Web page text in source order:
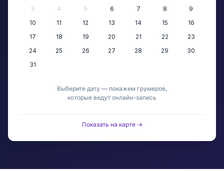
3
4 5 6 7 8
9
10
11 12 13 14 15
16
17
18 19 20 21 22
23
24
25 26 27 28 29
30
31
Выберите дату — покажем грумеров,
которые ведут онлайн-запись
Показать на карте →